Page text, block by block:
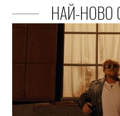
НАЙ-НОВО